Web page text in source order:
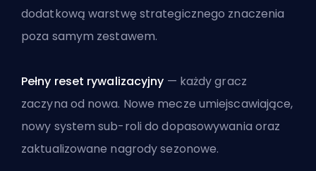
dodatkową warstwę strategicznego znaczenia
poza samym zestawem.
Pełny reset rywalizacyjny — każdy gracz
zaczyna od nowa. Nowe mecze umiejscawiające,
nowy system sub-roli do dopasowywania oraz
zaktualizowane nagrody sezonowe.